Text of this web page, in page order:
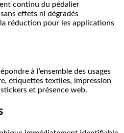
continu du pédalier
effets ni dégradés
réduction pour les applications
à l’ensemble des usages
étiquettes textiles, impression
et présence web.